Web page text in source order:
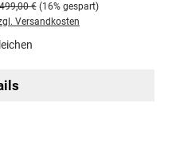
Preis:
€ (16% gespart)
Versandkosten